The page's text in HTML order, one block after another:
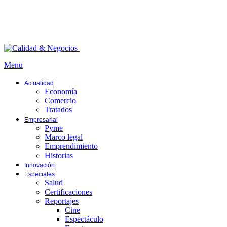
Menu
Actualidad
Economía
Comercio
Tratados
Empresarial
Pyme
Marco legal
Emprendimiento
Historias
Innovación
Especiales
Salud
Certificaciones
Reportajes
Cine
Espectáculo